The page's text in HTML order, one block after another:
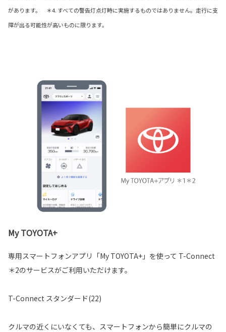
があります。 ＊4. すべての警告灯点灯時に実施するものではありません。走行に支
障が出る可能性が高いものに限ります。
My TOYOTA+
専用スマートフォンアプリ「My TOYOTA+」を使って T-Connect
＊2のサービスがご利用いただけます。
T-Connect スタンダード(22)
クルマの近くにいなくても、スマートフォンから簡単にクルマの